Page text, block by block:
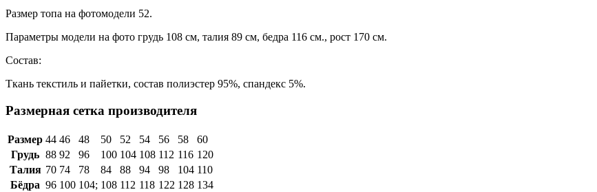
Размер топа на фотомодели 52.
Параметры модели на фото грудь 108 см, талия 89 см, бедра 116 см., рост 170 см.
Состав:
Ткань текстиль и пайетки, состав полиэстер 95%, спандекс 5%.
Размерная сетка производителя
Размер 44 46 48 50 52 54 56 58
60
Грудь 88 92 96 100 104 108 112 116 120
Талия 70 74 78 84 88 94 98 104 110
Бёдра 96 100 104; 108 112 118 122 128 134